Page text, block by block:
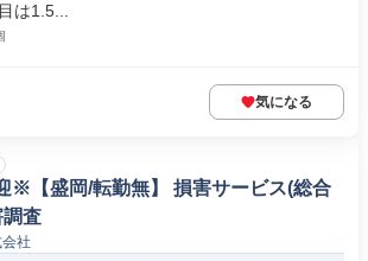
は1.5...
気になる
※【盛岡/転勤無】 損害サービス(総合
査
社